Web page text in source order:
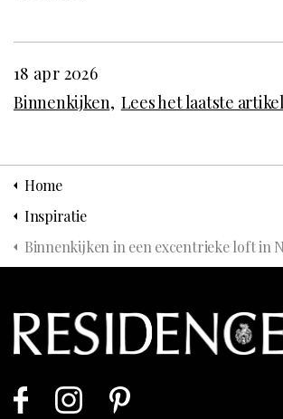
18 apr 2026
Binnenkijken Lees het laatste artikel
Home
Inspiratie
Binnenkijken in een excentrieke loft in